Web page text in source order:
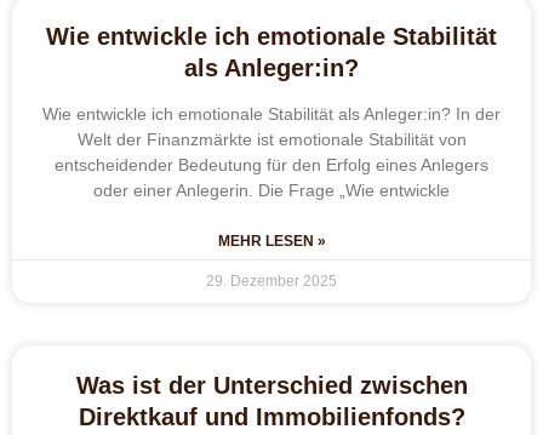
Wie entwickle ich emotionale Stabilität
als Anleger:in?
Wie entwickle ich emotionale Stabilität als Anleger:in? In der
Welt der Finanzmärkte ist emotionale Stabilität von
entscheidender Bedeutung für den Erfolg eines Anlegers
oder einer Anlegerin. Die Frage „Wie entwickle
MEHR LESEN »
29. Dezember 2025
Was ist der Unterschied zwischen
Direktkauf und Immobilienfonds?